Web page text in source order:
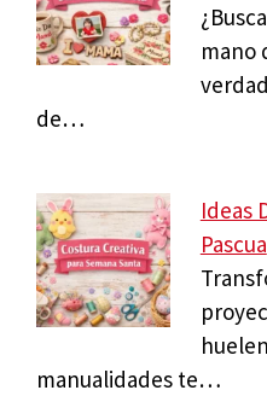
mano
de…
Ideas
Pascua
manualidades te…